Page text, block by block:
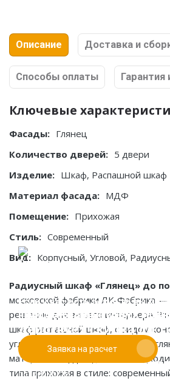
Описание Доставка и
Способы оплаты Гарантия
Ключевые
Фасады: Глянец
Количество дверей: 5 двери
Изделие: Шкаф, Распашной шкаф
Материал фасада: МДФ
Помещение: Прихожая
Стиль: Современный
Вид: Корпусный, Угловой,
Радиусный шкаф «Глянец» до
московской фабрики ЛК-Фабрика —
решение для вашего интерьера.
шкаф распашной шкаф, с видом
угловой радиусный, и фасадами:
материалы: мдф. Идеально
типа прихожая в стиле:
Если у вас есть эскиз то вы
нам для предварительной
Заявка на расчет
При заказе от двух
действует скидка до
Работаем только по индивидуальным
Адаптируем лучшие идеи
потребности.